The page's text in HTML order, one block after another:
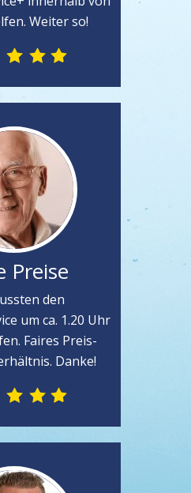
Weiter so!
Preise
den
um ca. 1.20 Uhr
Faires Preis-
Danke!